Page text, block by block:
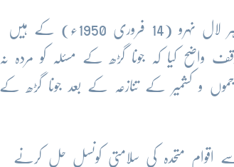
یہ الفاظ پاکستان کے پہلے وزیر اعظم لیاقت علی خان کے خط بنام جواہر لال نہرو (14 فروری 1950ء) کے ہیں
واضح کیا کہ جونا گڑھ کے مسئلہ کو مردہ نہ
و کشمیر کے تنازعہ کے بعد جونا گڑھ کے
اقوام متحدہ کی سلامتی کونسل حل کرنے